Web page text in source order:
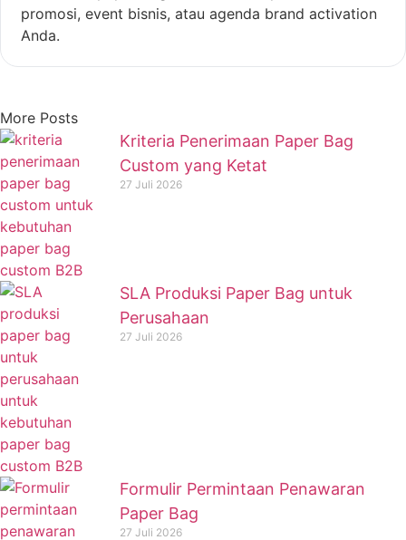
promosi, event bisnis, atau agenda brand activation
Anda.
More Posts
Kriteria Penerimaan Paper Bag
Custom yang Ketat
27 Juli 2026
SLA Produksi Paper Bag untuk
Perusahaan
27 Juli 2026
Formulir Permintaan Penawaran
Paper Bag
27 Juli 2026